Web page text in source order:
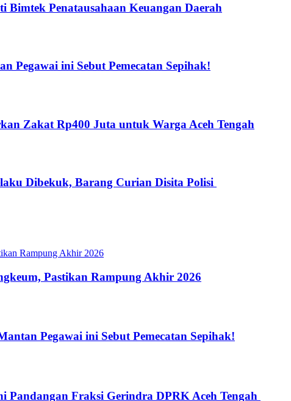
Bimtek Penatausahaan Keuangan Daerah
Pegawai ini Sebut Pemecatan Sepihak!
Zakat Rp400 Juta untuk Warga Aceh Tengah
Dibekuk, Barang Curian Disita Polisi
Pastikan Rampung Akhir 2026
Pegawai ini Sebut Pemecatan Sepihak!
Pandangan Fraksi Gerindra DPRK Aceh Tengah